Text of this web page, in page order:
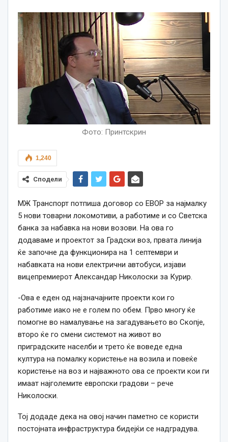
Фото: Принтскрин
1,240
Сподели
МЖ Транспорт потпиша договор со ЕВОР за најмалку
5 нови товарни локомотиви, а работиме и со Светска
банка за набавка на нови возови. На ова го
додаваме и проектот за Градски воз, првата линија
ќе започне да функционира на 1 септември и
набавката на нови електрични автобуси, изјави
вицепремиерот Александар Николоски за Курир.
-Ова е еден од најзначајните проекти кои го
работиме иако не е голем по обем. Прво многу ќе
помогне во намалување на загадувањето во Скопје,
второ ќе го смени системот на живот во
приградските населби и трето ќе воведе една
култура на помалку користење на возила и повеќе
користење на воз и најважното ова се проекти кои ги
имаат најголемите европски градови – рече
Николоски.
Тој додаде дека на овој начин паметно се користи
постојната инфраструктура бидејќи се надградува.